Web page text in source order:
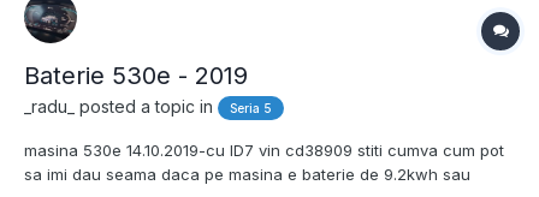
Baterie 530e - 2019
_radu_ posted a topic in Seria 5
masina 530e 14.10.2019-cu ID7 vin cd38909 stiti cumva cum pot
sa imi dau seama daca pe masina e baterie de 9.2kwh sau